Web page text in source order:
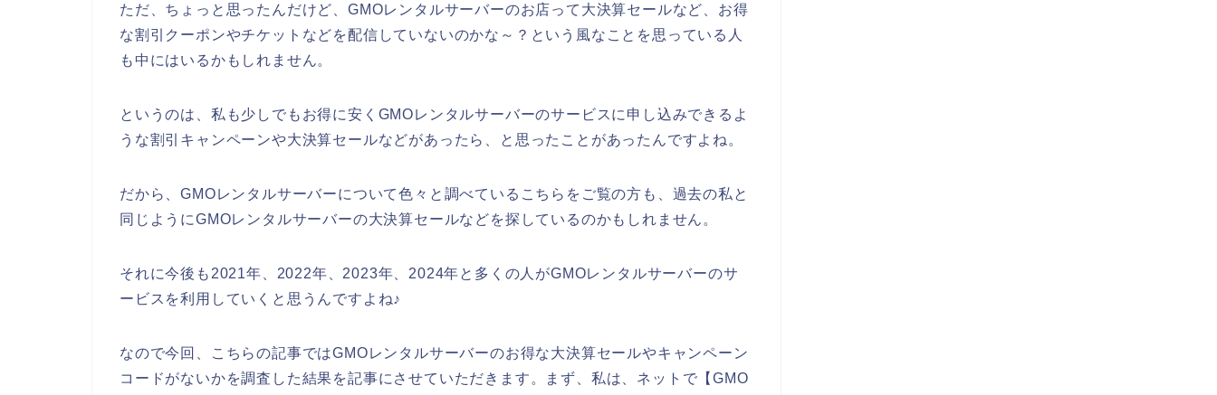
ただ、ちょっと思ったんだけど、GMOレンタルサーバーのお店って大決算セールなど、お得
な割引クーポンやチケットなどを配信していないのかな～？という風なことを思っている人
も中にはいるかもしれません。
というのは、私も少しでもお得に安くGMOレンタルサーバーのサービスに申し込みできるよ
うな割引キャンペーンや大決算セールなどがあったら、と思ったことがあったんですよね。
だから、GMOレンタルサーバーについて色々と調べているこちらをご覧の方も、過去の私と
同じようにGMOレンタルサーバーの大決算セールなどを探しているのかもしれません。
それに今後も2021年、2022年、2023年、2024年と多くの人がGMOレンタルサーバーのサ
ービスを利用していくと思うんですよね♪
なので今回、こちらの記事ではGMOレンタルサーバーのお得な大決算セールやキャンペーン
コードがないかを調査した結果を記事にさせていただきます。まず、私は、ネットで【GMO